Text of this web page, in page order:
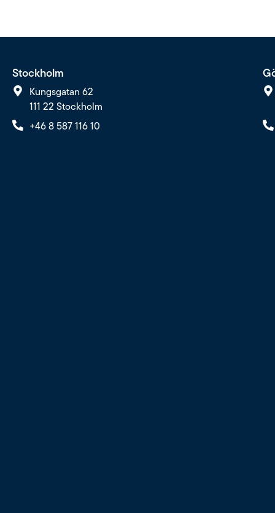
Stockholm
Kungsgatan 62
111 22 Stockholm
+46 8 587 116 10